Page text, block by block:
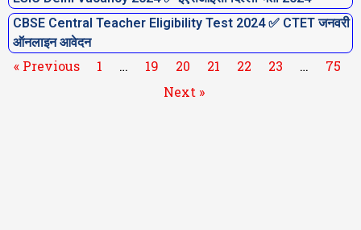
CBSE Central Teacher Eligibility Test 2024 ✅ CTET जनवरी
ऑनलाइन आवेदन
« Previous 1 … 19 20 21 22 23 …
75
Next »